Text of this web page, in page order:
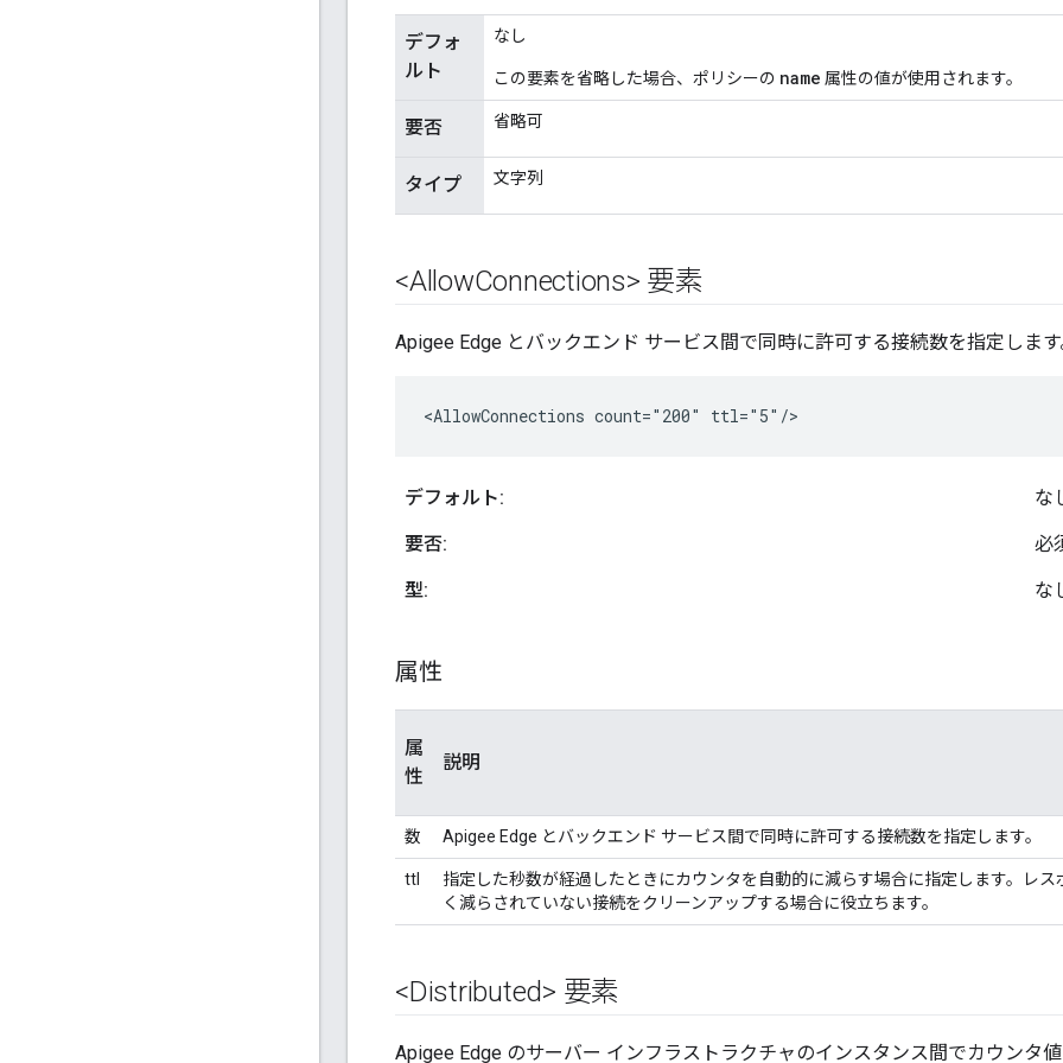
デフォ
ルト
なし
この要素を省略した場合、ポリシーの name 属性の値が使用されます。
要否 省略可
タイプ 文字列
<AllowConnections> 要素
Apigee Edge とバックエンド サービス間で同時に許可する接続数を指定しま
<AllowConnections count="200" ttl="5"/>
デフォルト: な
要否: 必
型: な
属性
属
性
説明
数 Apigee Edge とバックエンド サービス間で同時に許可する接続数を指定します。
ttl
指定した秒数が経過したときにカウンタを自動的に減らす場合に指定します。レス
く減らされていない接続をクリーンアップする場合に役立ちます。
<Distributed> 要素
Apigee Edge のサーバー インフラストラクチャのインスタンス間でカウンタ